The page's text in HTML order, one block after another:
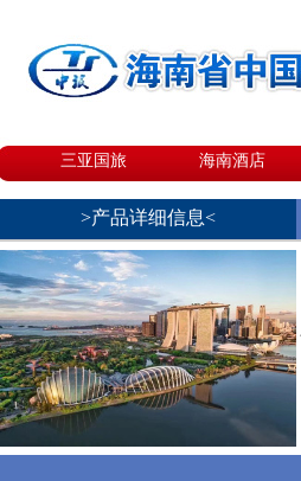
三亚国旅 海南酒店
>产品详细信息<